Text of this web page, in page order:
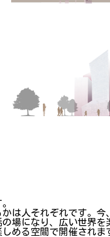
は人それぞれです。
場になり、広い世界
める空間で開催されま